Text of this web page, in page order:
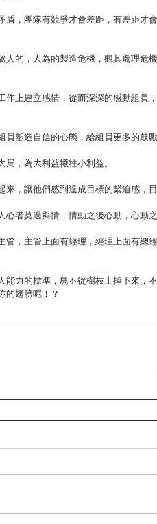
盾，團隊有競爭才會差距，有差距才
人的，人為的製造危機，觀其處理危
作上建立感情，從而深深的感動組員
塑造自信的心態，給組員更多的鼓勵
，為大利益犧牲小利益。
，讓他們感到達成目標的緊迫感，目
者莫過與情，情動之後心動，心動之
管，主管上面有經理，經理上面有總
能力的標準，鳥不從樹枝上掉下來，
的翅膀呢！？